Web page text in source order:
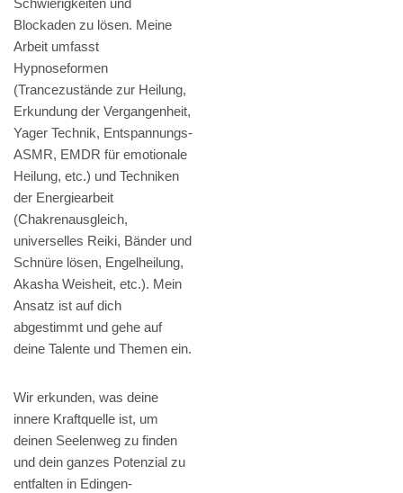
Schwierigkeiten und
Blockaden zu lösen. Meine
Arbeit umfasst
Hypnoseformen
(Trancezustände zur Heilung,
Erkundung der Vergangenheit,
Yager Technik, Entspannungs-
ASMR, EMDR für emotionale
Heilung, etc.) und Techniken
der Energiearbeit
(Chakrenausgleich,
universelles Reiki, Bänder und
Schnüre lösen, Engelheilung,
Akasha Weisheit, etc.). Mein
Ansatz ist auf dich
abgestimmt und gehe auf
deine Talente und Themen ein.
Wir erkunden, was deine
innere Kraftquelle ist, um
deinen Seelenweg zu finden
und dein ganzes Potenzial zu
entfalten in Edingen-